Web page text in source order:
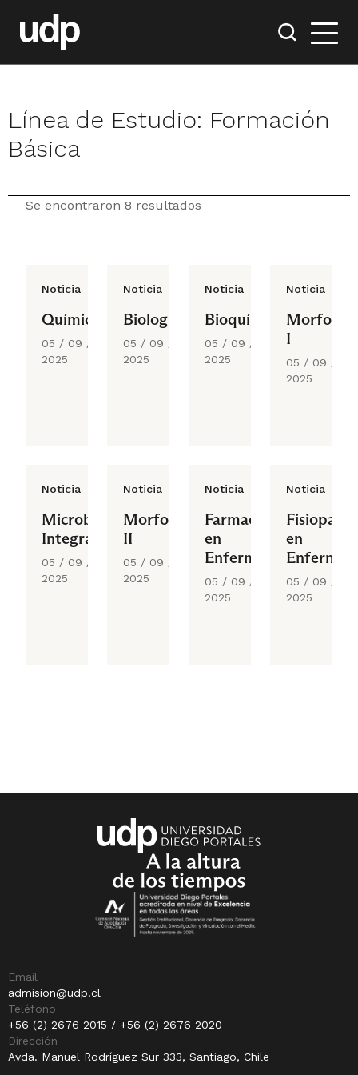
Línea de Estudio: Formación
Básica
Se encontraron 8 resultados
Noticia
Química
05 / 09 /
2025
Noticia
Biología
05 / 09 /
2025
Noticia
Bioquímica
05 / 09 /
2025
Noticia
I
05 / 09 /
2025
Noticia
Microbiología
Integrada
05 / 09 /
2025
Noticia
Morfofunción
II
05 / 09 /
2025
Noticia
Farmacología
en
Enfermería
05 / 09 /
2025
Noticia
en
05 / 09 /
2025
Email
admision@udp.cl
Teléfono
+56 (2) 2676 2015 / +56 (2) 2676 2020
Dirección
Avda. Manuel Rodríguez Sur 333, Santiago, Chile